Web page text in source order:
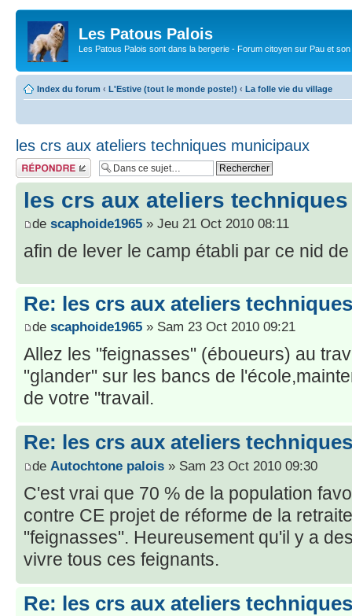
Les Patous Palois
Les Patous Palois sont dans la bergerie - Forum citoyen sur Pau et son
Index du forum ‹ L'Estive (tout le monde poste!) ‹ La folle vie du village
les crs aux ateliers techniques municipaux
Répondre
les crs aux ateliers
de scaphoide1965 » Jeu 21 Oct 2010 08:11
afin de lever le camp établi par ce nid
Re: les crs aux ateliers
de scaphoide1965 » Sam 23 Oct 2010 09:21
Allez les "feignasses" (éboueurs) au
"glander" sur les bancs de
de votre "travail.
Re: les crs aux ateliers
de Autochtone palois » Sam 23 Oct 2010 09:30
C'est vrai que 70 % de la population
contre CE projet de réforme de la
"feignasses". Heureusement qu'il y a
vivre tous ces feignants.
Re: les crs aux ateliers